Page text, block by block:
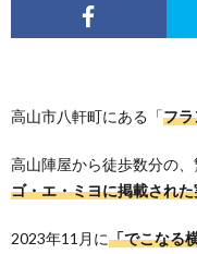
高山市八軒町にある「フ
高山陣屋から徒歩数分の
ゴ・エ・ミヨに掲載され
2023年11月に「でこなる